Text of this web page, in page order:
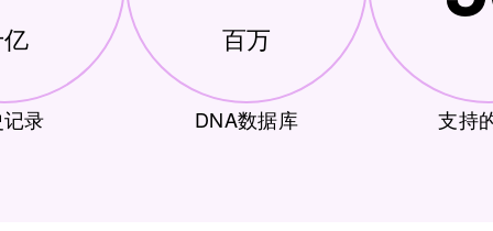
录
百万
DNA数据库 支持